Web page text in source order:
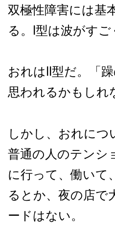
双極性障害には基
る。I型は波がす
おれはII型だ。「
思われるかもしれ
しかし、おれに
普通の人のテンシ
に行って、働いて
るとか、夜の店で
ードはない。